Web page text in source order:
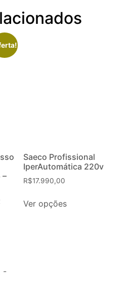
–
Saeco Profissional
IperAutomática 220v
R$17.990,00
Ver opções